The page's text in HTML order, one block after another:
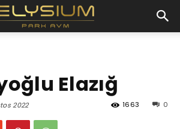
Elazığ
2022 0
1663